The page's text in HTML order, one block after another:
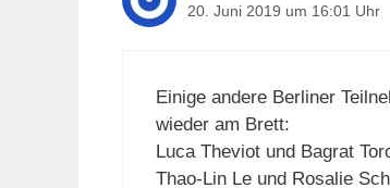
20. Juni 2019 um 16:01 Uhr
Einige andere Berliner
wieder am Brett:
Luca Theviot und Bagrat
Thao-Lin Le und Rosalie